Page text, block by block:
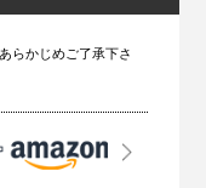
らかじめご了承下さ